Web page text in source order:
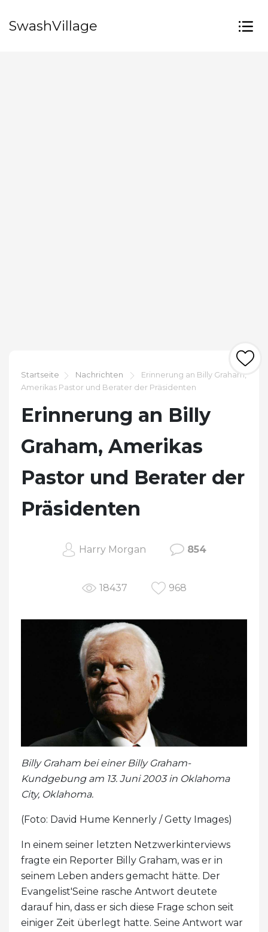
SwashVillage
Startseite Nachrichten
Erinnerung an Billy Graham,
Amerikas Pastor und Berater der Präsidenten
Erinnerung an Billy
Graham, Amerikas
Pastor und Berater der
Präsidenten
Harry Morgan 854
18437 968
Billy Graham bei einer Billy Graham-
Kundgebung am 13. Juni 2003 in Oklahoma
City, Oklahoma.
(Foto: David Hume Kennerly / Getty Images)
In einem seiner letzten Netzwerkinterviews
fragte ein Reporter Billy Graham, was er in
seinem Leben anders gemacht hätte. Der
Evangelist'Seine rasche Antwort deutete
darauf hin, dass er sich diese Frage schon seit
einiger Zeit überlegt hatte. Seine Antwort war